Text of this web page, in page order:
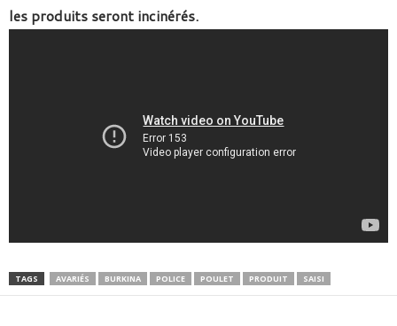
les produits seront incinérés.
TAGS AVARIÉS BURKINA POLICE POULET PRODUIT SAISI